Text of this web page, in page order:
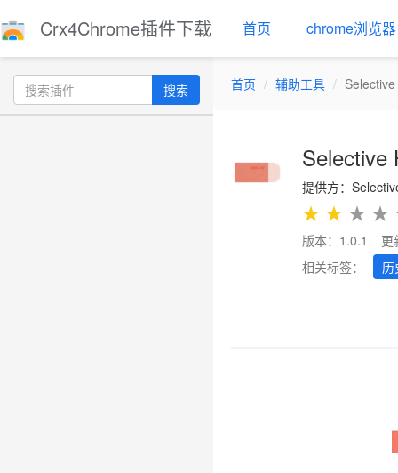
Crx4Chrome插件下载 首页 chrome浏览器
搜索 首页 辅助工具
Selective
提供方：
★ ★ ★ ★
版本：1.0.1
更
相关标签：